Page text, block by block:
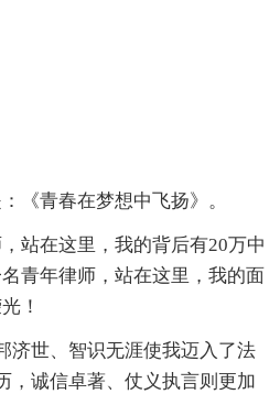
《青春在梦想中飞扬》。
站在这里，我的背后有20万中
青年律师，站在这里，我的面
！
济世、智识无涯使我迈入了法
，诚信卓著、仗义执言则更加